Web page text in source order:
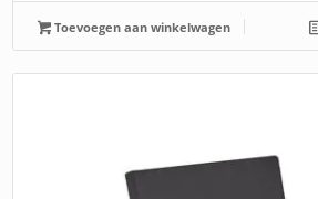
Toevoegen aan winkelwagen